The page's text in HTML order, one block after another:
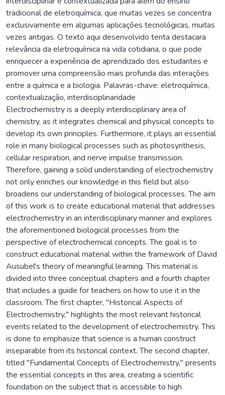
tradicional de eletroquímica, que muitas vezes se concentra
exclusivamente em algumas aplicações tecnológicas, muitas
vezes antigas. O texto aqui desenvolvido tenta destacara
relevância da eletroquímica na vida cotidiana, o que pode
enriquecer a experiência de aprendizado dos estudantes e
promover uma compreensão mais profunda das interações
entre a química e a biologia. Palavras-chave: eletroquímica,
contextualização, interdisciplinaridade
Electrochemistry is a deeply interdisciplinary area of
chemistry, as it integrates chemical and physical concepts to
develop its own principles. Furthermore, it plays an essential
role in many biological processes such as photosynthesis,
cellular respiration, and nerve impulse transmission.
Therefore, gaining a solid understanding of electrochemistry
not only enriches our knowledge in this field but also
broadens our understanding of biological processes. The aim
of this work is to create educational material that addresses
electrochemistry in an interdisciplinary manner and explores
the aforementioned biological processes from the
perspective of electrochemical concepts. The goal is to
construct educational material within the framework of David
Ausubel's theory of meaningful learning. This material is
divided into three conceptual chapters and a fourth chapter
that includes a guide for teachers on how to use it in the
classroom. The first chapter, "Historical Aspects of
Electrochemistry," highlights the most relevant historical
events related to the development of electrochemistry. This
is done to emphasize that science is a human construct
inseparable from its historical context. The second chapter,
titled "Fundamental Concepts of Electrochemistry," presents
the essential concepts in this area, creating a scientific
foundation on the subject that is accessible to high